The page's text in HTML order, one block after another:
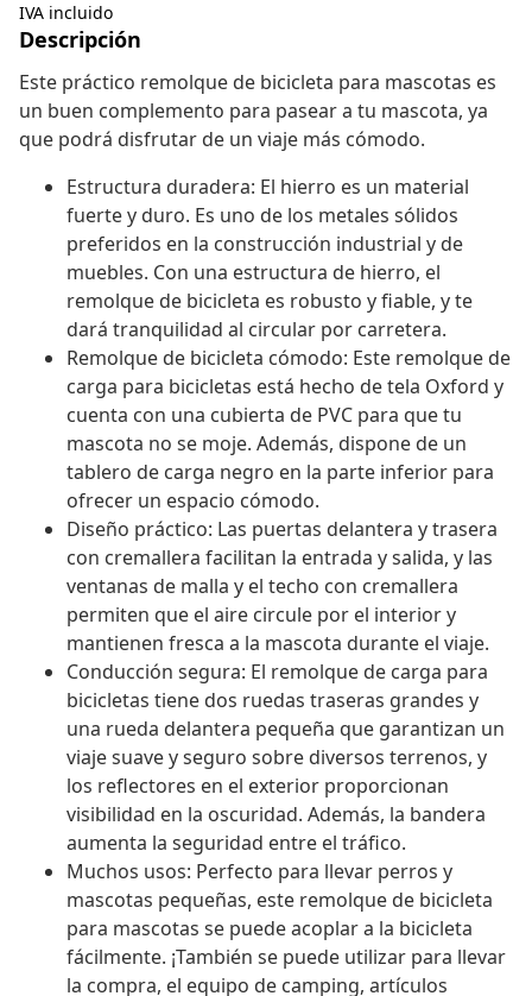
IVA incluido
Descripción
Este práctico remolque de bicicleta para mascotas es
un buen complemento para pasear a tu mascota, ya
que podrá disfrutar de un viaje más cómodo.
Estructura duradera: El hierro es un material
fuerte y duro. Es uno de los metales sólidos
preferidos en la construcción industrial y de
muebles. Con una estructura de hierro, el
remolque de bicicleta es robusto y fiable, y te
dará tranquilidad al circular por carretera.
Remolque de bicicleta cómodo: Este remolque de
carga para bicicletas está hecho de tela Oxford y
cuenta con una cubierta de PVC para que tu
mascota no se moje. Además, dispone de un
tablero de carga negro en la parte inferior para
ofrecer un espacio cómodo.
Diseño práctico: Las puertas delantera y trasera
con cremallera facilitan la entrada y salida, y las
ventanas de malla y el techo con cremallera
permiten que el aire circule por el interior y
mantienen fresca a la mascota durante el viaje.
Conducción segura: El remolque de carga para
bicicletas tiene dos ruedas traseras grandes y
una rueda delantera pequeña que garantizan un
viaje suave y seguro sobre diversos terrenos, y
los reflectores en el exterior proporcionan
visibilidad en la oscuridad. Además, la bandera
aumenta la seguridad entre el tráfico.
Muchos usos: Perfecto para llevar perros y
mascotas pequeñas, este remolque de bicicleta
para mascotas se puede acoplar a la bicicleta
fácilmente. ¡También se puede utilizar para llevar
la compra, el equipo de camping, artículos